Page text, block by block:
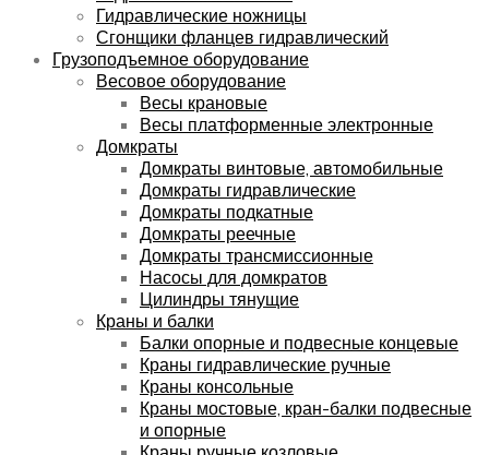
Гидравлические ножницы
Сгонщики фланцев гидравлический
Грузоподъемное оборудование
Весовое оборудование
Весы крановые
Весы платформенные электронные
Домкраты
Домкраты винтовые, автомобильные
Домкраты гидравлические
Домкраты подкатные
Домкраты реечные
Домкраты трансмиссионные
Насосы для домкратов
Цилиндры тянущие
Краны и балки
Балки опорные и подвесные концевые
Краны гидравлические ручные
Краны консольные
Краны мостовые, кран-балки подвесные
и опорные